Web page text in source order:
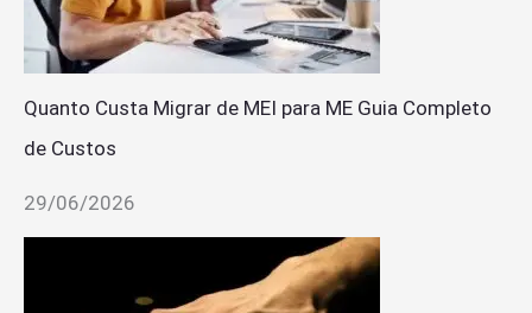
Quanto Custa Migrar de MEI para ME Guia Completo
de Custos
29/06/2026